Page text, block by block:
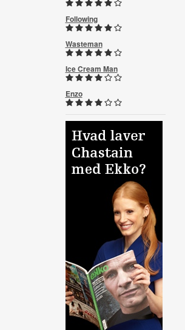
Following
Wasteman
Ice Cream Man
Enzo